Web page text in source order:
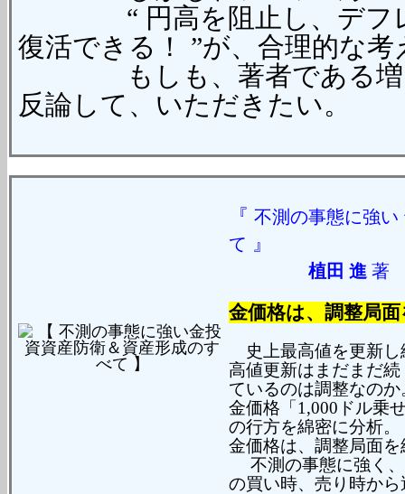
“ 円高を阻止し、デフレ
復活できる！ ”が、合理的な
もしも、著者である増田
反論して、いただきたい。
『 不測の事態に強い
て 』
植田 進
金価格は、調整局
史上最高値を更新し
高値更新はまだまだ
ているのは調整なのか
金価格「1,000ドル乗
の行方を綿密に分析。
金価格は、調整局面
不測の事態に強く、
の買い時、売り時か